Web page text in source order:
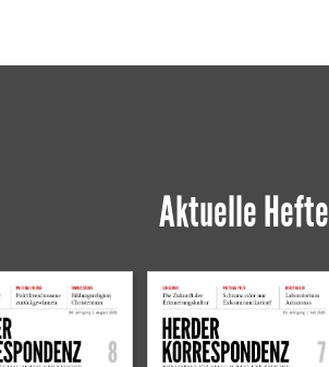
Aktuelle Hefte